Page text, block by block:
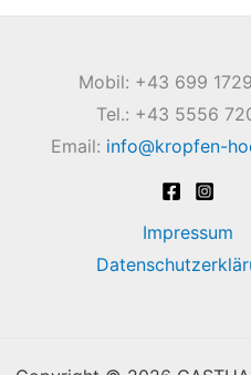
Mobil: +43 699
Tel.: +43 5556
Email: info@kropfen-
Impressum